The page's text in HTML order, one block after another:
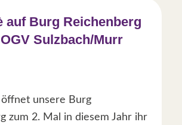
auf Burg Reichenberg
Sulzbach/Murr
unsere Burg
zum 2. Mal in diesem Jahr ihr